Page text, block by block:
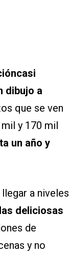
dibujo a
que se ven
y 170 mil
un año y
a niveles
deliciosas
de
y no